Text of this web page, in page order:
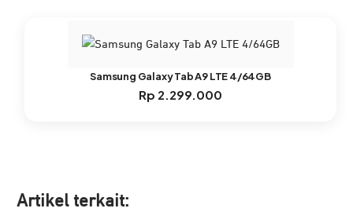
Samsung Galaxy Tab A9 LTE 4/64GB
Rp 2.299.000
Artikel terkait: